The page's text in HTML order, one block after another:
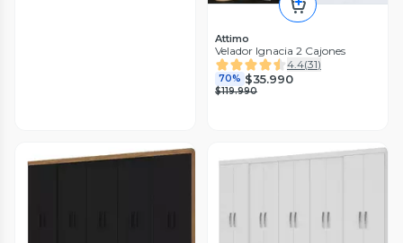
Attimo
Velador Ignacia 2 Cajones
4.4(31)
70% $35.990
$119.990